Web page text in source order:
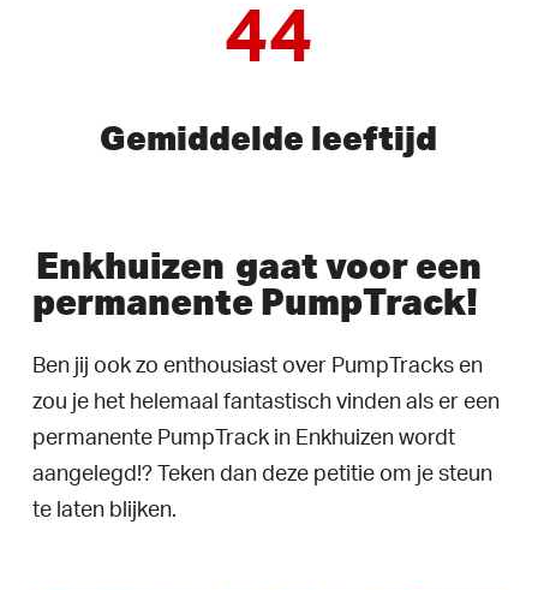
44
Gemiddelde leeftijd
Enkhuizen gaat voor een
permanente PumpTrack!
Ben jij ook zo enthousiast over PumpTracks en
zou je het helemaal fantastisch vinden als er een
permanente PumpTrack in Enkhuizen wordt
aangelegd!? Teken dan deze petitie om je steun
te laten blijken.